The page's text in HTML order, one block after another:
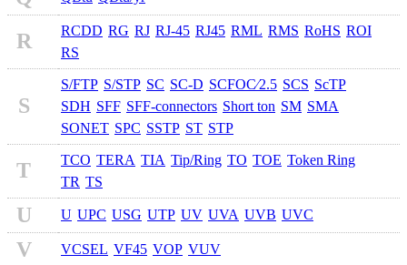
R RCDD RG RJ RJ-45 RJ45 RML RMS RoHS ROI
RS
S
S/FTP S/STP SC SC-D SCFOC⁄2.5 SCS ScTP
SDH SFF SFF-connectors Short ton SM SMA
SONET SPC SSTP ST STP
T TCO TERA TIA Tip/Ring TO TOE Token Ring
TR TS
U U UPC USG UTP UV UVA UVB UVC
V VCSEL VF45 VOP VUV